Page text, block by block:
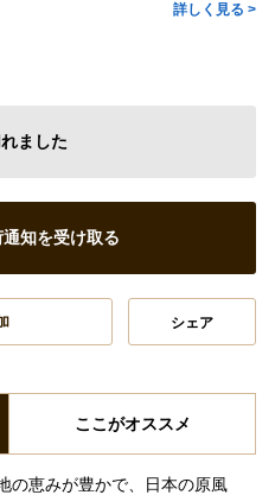
詳しく見る >
ました
知を受け取る
シェア
ここがオススメ
の恵みが豊かで、日本の原風